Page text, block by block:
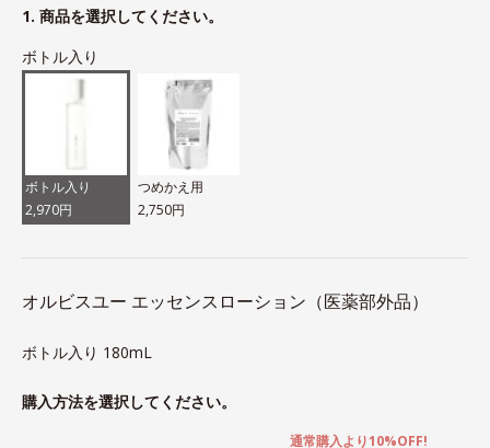
1. 商品を選択してください。
ボトル入り
ボトル入り
2,970円
つめかえ用
2,750円
オルビスユー エッセンスローション（医薬部外品）
ボトル入り 180mL
購入方法を選択してください。
通常購入より10%OFF!